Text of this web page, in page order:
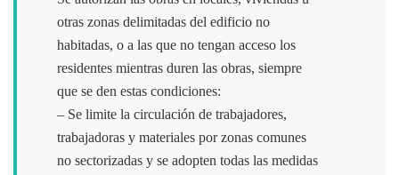
otras zonas delimitadas del edificio no
habitadas, o a las que no tengan acceso los
residentes mientras duren las obras, siempre
que se den estas condiciones:
– Se limite la circulación de trabajadores,
trabajadoras y materiales por zonas comunes
no sectorizadas y se adopten todas las medidas